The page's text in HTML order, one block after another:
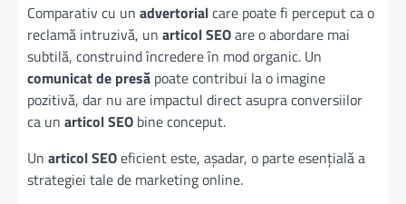
Comparativ cu un advertorialcare poate fi perceput ca o
reclamă intruzivă, un articol SEOare o abordare mai
subtilă, construind încredere în mod organic. Un
comunicat de presă poate contribui la o imagine
pozitivă, dar nu are impactul direct asupra conversiilor
ca un articol SEO bine conceput.
Un articol SEOeficient este, așadar, o parte esențială a
strategiei tale de marketing online.